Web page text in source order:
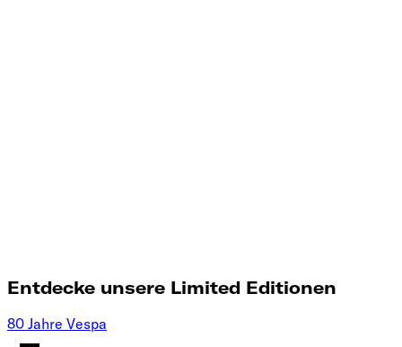
Entdecke unsere Limited Editionen
80 Jahre Vespa